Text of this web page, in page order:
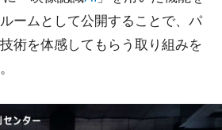
ームとして公開することで、パ
術を体感してもらう取り組みを